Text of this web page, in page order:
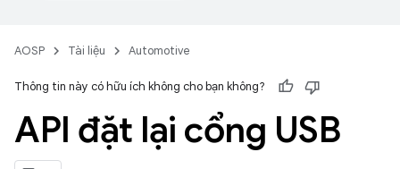
AOSP Tài liệu Automotive
Thông tin này có hữu ích không cho bạn không?
API đặt lại cổng USB